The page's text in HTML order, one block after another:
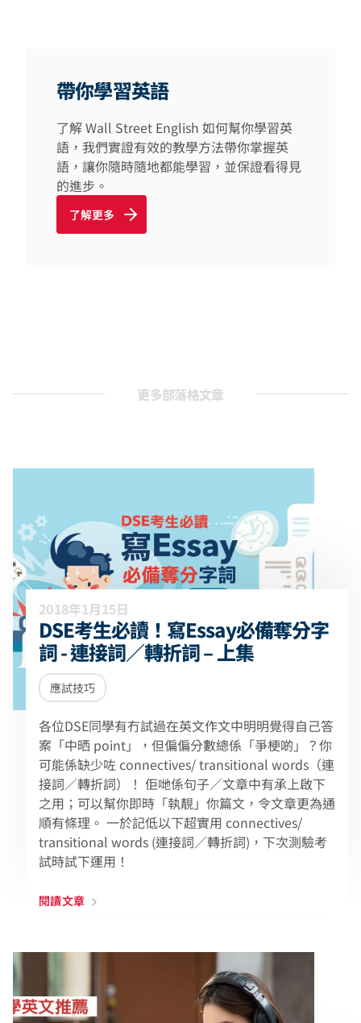
帶你學習英語
了解 Wall Street English 如何幫你學習英
語，我們實證有效的教學方法帶你掌握英
語，讓你隨時隨地都能學習，並保證看得見
的進步。
了解更多
更多部落格文章
2018年1月15日
DSE考生必讀！寫Essay必備奪分字
詞 - 連接詞／轉折詞 – 上集
應試技巧
各位DSE同學有冇試過在英文作文中明明覺得自己答
案「中晒 point」，但偏偏分數總係「爭梗啲」？你
可能係缺少咗 connectives/ transitional words（連
接詞／轉折詞）！ 佢哋係句子／文章中有承上啟下
之用；可以幫你即時「執靚」你篇文，令文章更為通
順有條理。 一於記低以下超實用 connectives/
transitional words (連接詞／轉折詞)，下次測驗考
試時試下運用！
閱讀文章